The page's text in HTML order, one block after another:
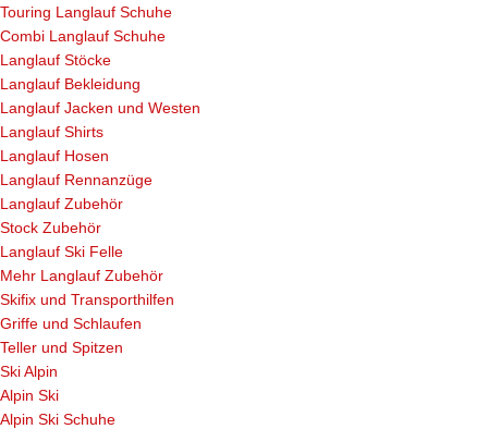
Touring Langlauf Schuhe
Combi Langlauf Schuhe
Langlauf Stöcke
Langlauf Bekleidung
Langlauf Jacken und Westen
Langlauf Shirts
Langlauf Hosen
Langlauf Rennanzüge
Langlauf Zubehör
Stock Zubehör
Langlauf Ski Felle
Mehr Langlauf Zubehör
Skifix und Transporthilfen
Griffe und Schlaufen
Teller und Spitzen
Ski Alpin
Alpin Ski
Alpin Ski Schuhe